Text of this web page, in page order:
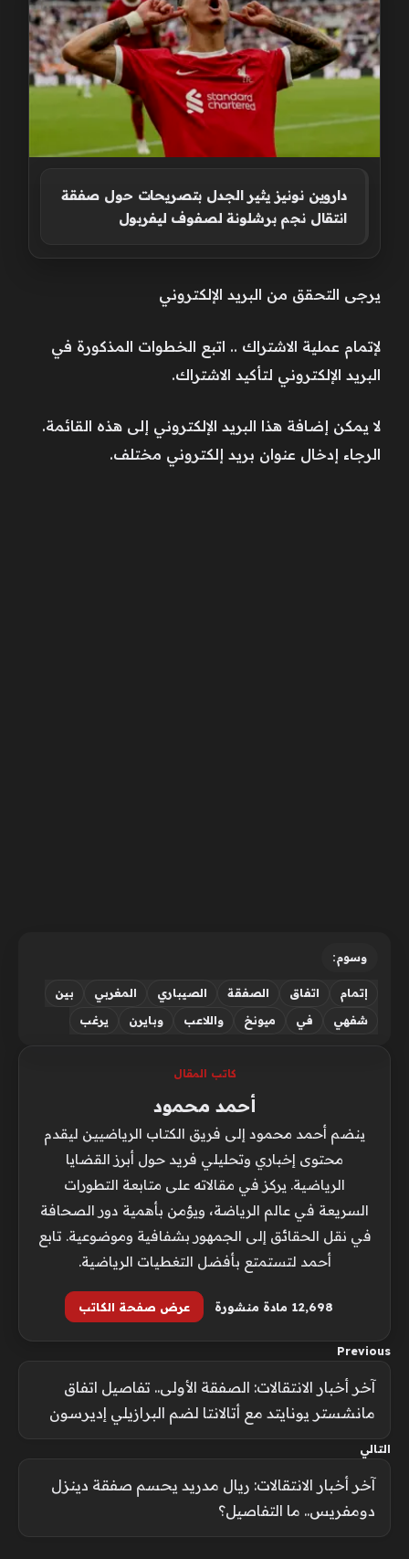
داروين نونيز يثير الجدل بتصريحات حول صفقة
انتقال نجم برشلونة لصفوف ليفربول
يرجى التحقق من البريد الإلكتروني
لإتمام عملية الاشتراك .. اتبع الخطوات المذكورة في
البريد الإلكتروني لتأكيد الاشتراك.
لا يمكن إضافة هذا البريد الإلكتروني إلى هذه القائمة.
الرجاء إدخال عنوان بريد إلكتروني مختلف.
وسوم:
إتمام اتفاق الصفقة الصيباري المغربي
بين
شفهي
في ميونخ واللاعب وبايرن يرغب
كاتب المقال
أحمد محمود
ينضم أحمد محمود إلى فريق الكتاب الرياضيين ليقدم
محتوى إخباري وتحليلي فريد حول أبرز القضايا
الرياضية. يركز في مقالاته على متابعة التطورات
السريعة في عالم الرياضة، ويؤمن بأهمية دور الصحافة
في نقل الحقائق إلى الجمهور بشفافية وموضوعية. تابع
أحمد لتستمتع بأفضل التغطيات الرياضية.
12٬698 مادة منشورة عرض صفحة الكاتب
Previous
آخر أخبار الانتقالات: الصفقة الأولى.. تفاصيل اتفاق
مانشستر يونايتد مع أتالانتا لضم البرازيلي إديرسون
التالي
آخر أخبار الانتقالات: ريال مدريد يحسم صفقة دينزل
دومفريس.. ما التفاصيل؟